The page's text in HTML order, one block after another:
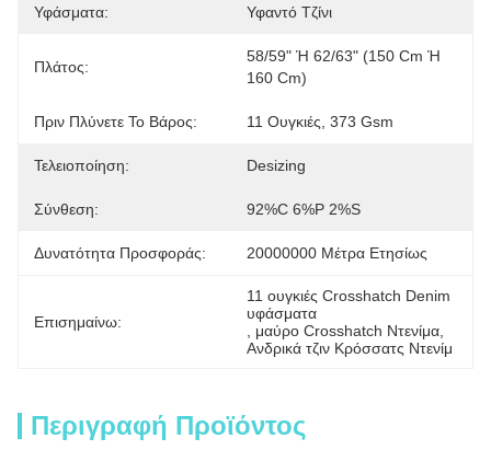
Υφάσματα: Υφαντό Τζίνι
Πλάτος:
58/59" Ή 62/63" (150 Cm Ή
160 Cm)
Πριν Πλύνετε Το Βάρος: 11 Ουγκιές, 373 Gsm
Τελειοποίηση: Desizing
Σύνθεση: 92%C 6%P 2%S
Δυνατότητα Προσφοράς: 20000000 Μέτρα Ετησίως
Επισημαίνω:
11 ουγκιές Crosshatch Denim
υφάσματα
μαύρο Crosshatch Ντενίμα
Ανδρικά τζιν Κρόσσατς Ντενίμ
Περιγραφή Προϊόντος